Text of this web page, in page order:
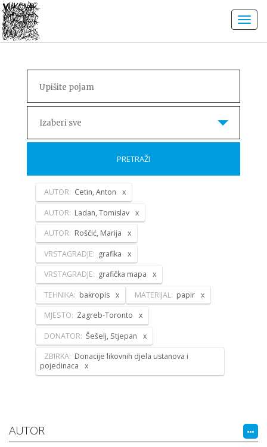
Izaberi sve
PRETRAŽI
AUTOR: Cetin, Anton
AUTOR: Ladan, Tomislav
AUTOR: Roščić, Marija
VRSTAGRADJE: grafika
VRSTAGRADJE: grafička mapa
TEHNIKA: bakropis MATERIJAL: papir
MJESTO: Zagreb-Toronto
DONATOR: Šešelj, Stjepan
ZBIRKA: Donacije likovnih djela ustanova i
pojedinaca
AUTOR